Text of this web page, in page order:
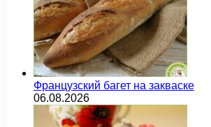
Французский багет на закваске
06.08.2026